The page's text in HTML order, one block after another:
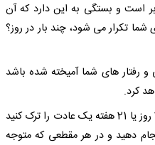
است و بستگی به این دارد که آن
تکرار می شود، چند بار در روز؟
و رفتار های شما آمیخته شده باشد
کرد.
اما این مهم نیست که شما بتوانید در 21 روز یا 21 هفته یک عادت را ترک کنید
دهید و در هر مقطعی که متوجه